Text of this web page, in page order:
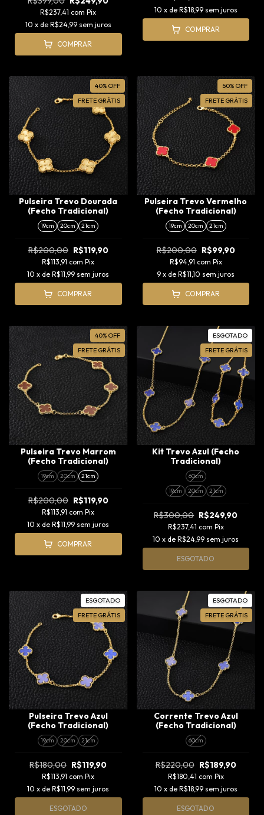
R$237,41 com Pix
10 x de R$24,99 sem juros
COMPRAR
10 x de R$18,99 sem juros
COMPRAR
40% OFF
FRETE GRÁTIS
Pulseira Trevo Dourada
(Fecho Tradicional)
19cm 20cm 21cm
R$200,00 R$119,90
R$113,91 com Pix
10 x deR$11,99 sem juros
COMPRAR
50% OFF
FRETE GRÁTIS
Pulseira Trevo Vermelho
(Fecho Tradicional)
19cm 20cm 21cm
R$200,00 R$99,90
R$94,91 com Pix
9 x deR$11,10 sem juros
COMPRAR
40% OFF
FRETE GRÁTIS
Pulseira Trevo Marrom
(Fecho Tradicional)
19cm 20cm 21cm
R$200,00 R$119,90
R$113,91 com Pix
10 x deR$11,99 sem juros
COMPRAR
ESGOTADO
FRETE GRÁTIS
Kit Trevo Azul (Fecho
Tradicional)
60cm
19cm
20cm 21cm
R$300,00 R$249,90
R$237,41 com Pix
10 x deR$24,99 sem juros
ESGOTADO
ESGOTADO
FRETE GRÁTIS
Pulseira Trevo Azul
(Fecho Tradicional)
19cm 20cm 21cm
R$180,00 R$119,90
R$113,91 com Pix
10 x deR$11,99 sem juros
ESGOTADO
ESGOTADO
FRETE GRÁTIS
Corrente Trevo Azul
(Fecho Tradicional)
60cm
R$220,00 R$189,90
R$180,41 com Pix
10 x de R$18,99 sem juros
ESGOTADO